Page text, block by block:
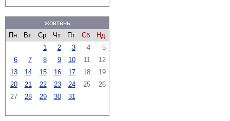
жовтень
Пн
Вт Ср Чт Пт Сб
Нд
1
2 3 4
5
6
7 8 9 10 11
12
13
14 15 16 17 18
19
20
21 22 23 24 25
26
27
28 29 30 31